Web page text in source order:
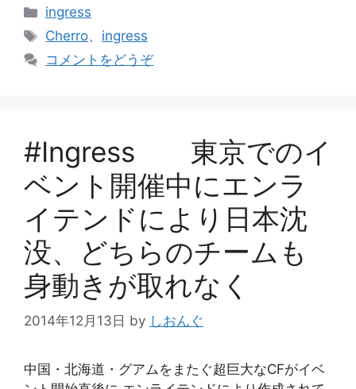
カ
テ
リ
ingress
タ
グ
Cherro、 ingress
コメントをどうぞ
#Ingress 東京でのイ
ベント開催中にエンラ
イテンドにより日本沈
没、どちらのチームも
身動きが取れなく
2014年12月13日 by しおんぐ
中国・北海道・グアムをまたぐ超巨大なCFがイベ